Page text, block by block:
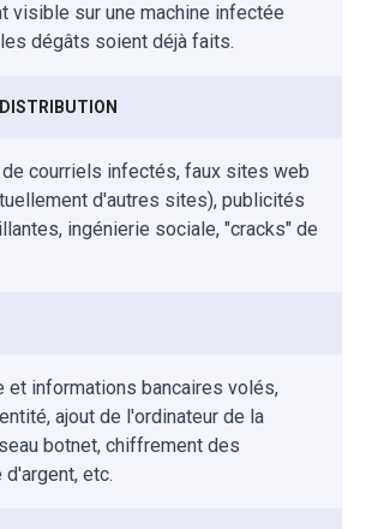
visible sur une machine infectée
dégâts soient déjà faits.
courriels infectés, faux sites web
d'autres sites), publicités
ingénierie sociale, "cracks" de
et informations bancaires volés,
ajout de l'ordinateur de la
botnet, chiffrement des
etc.